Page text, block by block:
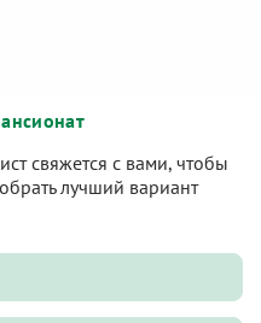
свяжется с вами, чтобы
лучший вариант